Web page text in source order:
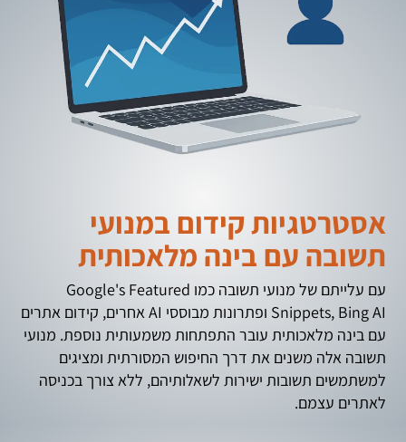
אסטרטגיות קידום במנועי
תשובה עם בינה מלאכותית
עם עלייתם של מנועי תשובה כמו Google's Featured
Snippets, Bing AI ופתרונות מבוססי AI אחרים, קידום אתרים
עם בינה מלאכותית עובר התפתחות משמעותית נוספת. מנועי
תשובה אלה משנים את דרך החיפוש המסורתית ומציגים
למשתמשים תשובות ישירות לשאלותיהם, ללא צורך בכניסה
לאתרים עצמם.